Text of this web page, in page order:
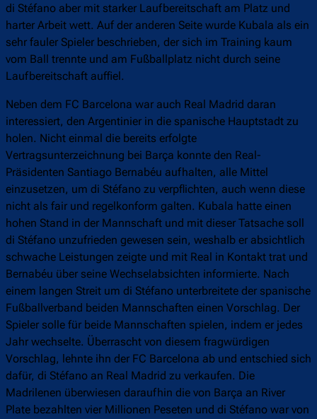
di Stéfano aber mit starker Laufbereitschaft am Platz und
harter Arbeit wett. Auf der anderen Seite wurde Kubala als ein
sehr fauler Spieler beschrieben, der sich im Training kaum
vom Ball trennte und am Fußballplatz nicht durch seine
Laufbereitschaft auffiel.
Neben dem FC Barcelona war auch Real Madrid daran
interessiert, den Argentinier in die spanische Hauptstadt zu
holen. Nicht einmal die bereits erfolgte
Vertragsunterzeichnung bei Barça konnte den Real-
Präsidenten Santiago Bernabéu aufhalten, alle Mittel
einzusetzen, um di Stéfano zu verpflichten, auch wenn diese
nicht als fair und regelkonform galten. Kubala hatte einen
hohen Stand in der Mannschaft und mit dieser Tatsache soll
di Stéfano unzufrieden gewesen sein, weshalb er absichtlich
schwache Leistungen zeigte und mit Real in Kontakt trat und
Bernabéu über seine Wechselabsichten informierte. Nach
einem langen Streit um di Stéfano unterbreitete der spanische
Fußballverband beiden Mannschaften einen Vorschlag. Der
Spieler solle für beide Mannschaften spielen, indem er jedes
Jahr wechselte. Überrascht von diesem fragwürdigen
Vorschlag, lehnte ihn der FC Barcelona ab und entschied sich
dafür, di Stéfano an Real Madrid zu verkaufen. Die
Madrilenen überwiesen daraufhin die von Barça an River
Plate bezahlten vier Millionen Peseten und di Stéfano war von